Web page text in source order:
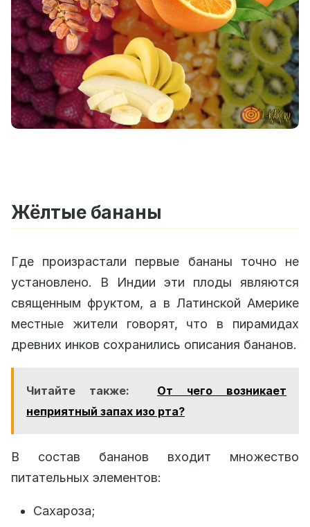
Жёлтые бананы
Где произрастали первые бананы точно не
установлено. В Индии эти плоды являются
священным фруктом, а в Латинской Америке
местные жители говорят, что в пирамидах
древних инков сохранились описания бананов.
Читайте также:
От чего возникает
неприятный запах изо рта?
В состав бананов входит множество
питательных элементов:
Сахароза;